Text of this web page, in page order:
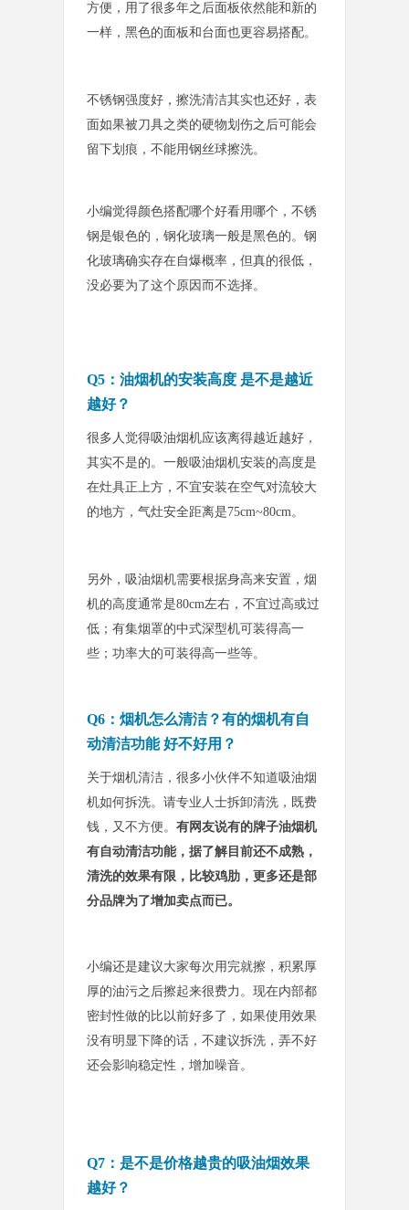
方便，用了很多年之后面板依然能和新的
一样，黑色的面板和台面也更容易搭配。
不锈钢强度好，擦洗清洁其实也还好，表
面如果被刀具之类的硬物划伤之后可能会
留下划痕，不能用钢丝球擦洗。
小编觉得颜色搭配哪个好看用哪个，不锈
钢是银色的，钢化玻璃一般是黑色的。钢
化玻璃确实存在自爆概率，但真的很低，
没必要为了这个原因而不选择。
Q5：油烟机的安装高度 是不是越近
越好？
很多人觉得吸油烟机应该离得越近越好，
其实不是的。一般吸油烟机安装的高度是
在灶具正上方，不宜安装在空气对流较大
的地方，气灶安全距离是75cm~80cm。
另外，吸油烟机需要根据身高来安置，烟
机的高度通常是80cm左右，不宜过高或过
低；有集烟罩的中式深型机可装得高一
些；功率大的可装得高一些等。
Q6：烟机怎么清洁？有的烟机有自
动清洁功能 好不好用？
关于烟机清洁，很多小伙伴不知道吸油烟
机如何拆洗。请专业人士拆卸清洗，既费
钱，又不方便。 有网友说有的牌子油烟机
有自动清洁功能，据了解目前还不成熟，
清洗的效果有限，比较鸡肋，更多还是部
分品牌为了增加卖点而已。
小编还是建议大家每次用完就擦，积累厚
厚的油污之后擦起来很费力。现在内部都
密封性做的比以前好多了，如果使用效果
没有明显下降的话，不建议拆洗，弄不好
还会影响稳定性，增加噪音。
Q7：是不是价格越贵的吸油烟效果
越好？